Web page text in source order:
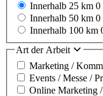
Innerhalb 25 km 0
Innerhalb 50 km 0
Innerhalb 100 km
Art der Arbeit
Marketing /
Events / Messe /
Online Marketing